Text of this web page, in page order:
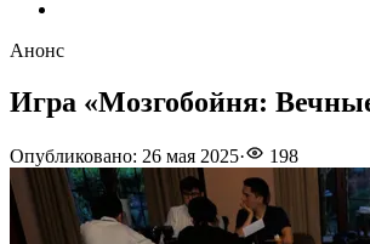
Анонс
Игра «Мозгобойня:
Опубликовано: 26 мая 2025· 198